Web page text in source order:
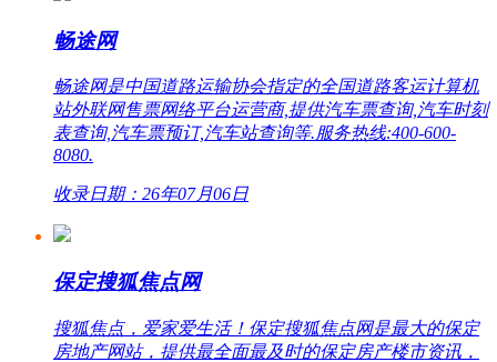
畅途网
畅途网是中国道路运输协会指定的全国道路客运计算机
站外联网售票网络平台运营商,提供汽车票查询,汽车时刻
表查询,汽车票预订,汽车站查询等.服务热线:400-600-
8080.
收录日期：26年07月06日
保定搜狐焦点网
搜狐焦点，爱家爱生活！保定搜狐焦点网是最大的保定
房地产网站，提供最全面最及时的保定房产楼市资讯，